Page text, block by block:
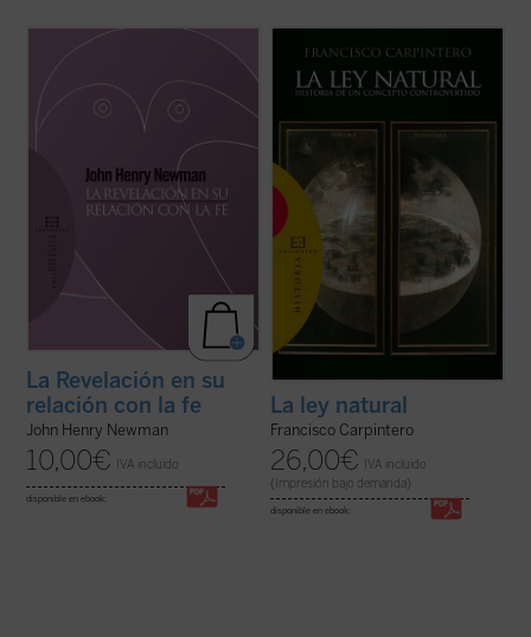
español, J.H. Newman quiere responder a
la acusación de escepticismo que le
expone su ...
La Revelación en su
relación con la fe
John Henry Newman
10,00€ IVA incluido
disponible en ebook:
«Las doctrinas sobre el derecho natural se
han formado dentro de un esfuerzo
conjunto en el que han participado filósofos,
teólogos y juristas, paganos y cristianos».
simplismo o la ideologización con que ...
La ley natural
Francisco Carpintero
26,00€
IVA incluido
(Impresión bajo demanda)
disponible en ebook: